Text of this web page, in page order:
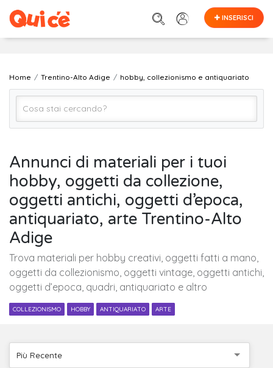
INSERISCI
Home Trentino-Alto Adige hobby, collezionismo e antiquariato
TRENTINO-ALTO ADIGE (regione)
Cerca
Annunci di materiali per i tuoi
hobby, oggetti da collezione,
oggetti antichi, oggetti d’epoca,
antiquariato, arte Trentino-Alto
Adige
Trova materiali per hobby creativi, oggetti fatti a mano,
oggetti da collezionismo, oggetti vintage, oggetti antichi,
oggetti d’epoca, quadri, antiquariato e altro
COLLEZIONISMO HOBBY ANTIQUARIATO ARTE
Più Recente